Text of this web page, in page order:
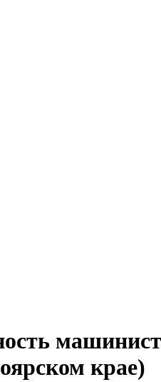
крае)